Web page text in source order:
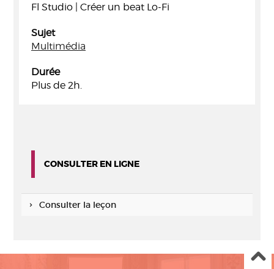
Fl Studio | Créer un beat Lo-Fi
Sujet
Multimédia
Durée
Plus de 2h.
CONSULTER EN LIGNE
Consulter la leçon